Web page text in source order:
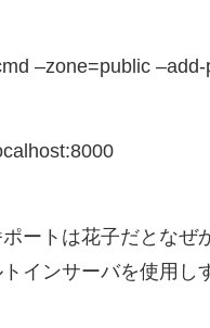
–zone=public
ートは花子だとなぜ
インサーバを使用し